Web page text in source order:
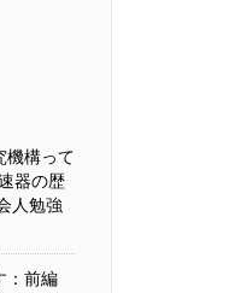
機構って
器の歴
人勉強
：前編